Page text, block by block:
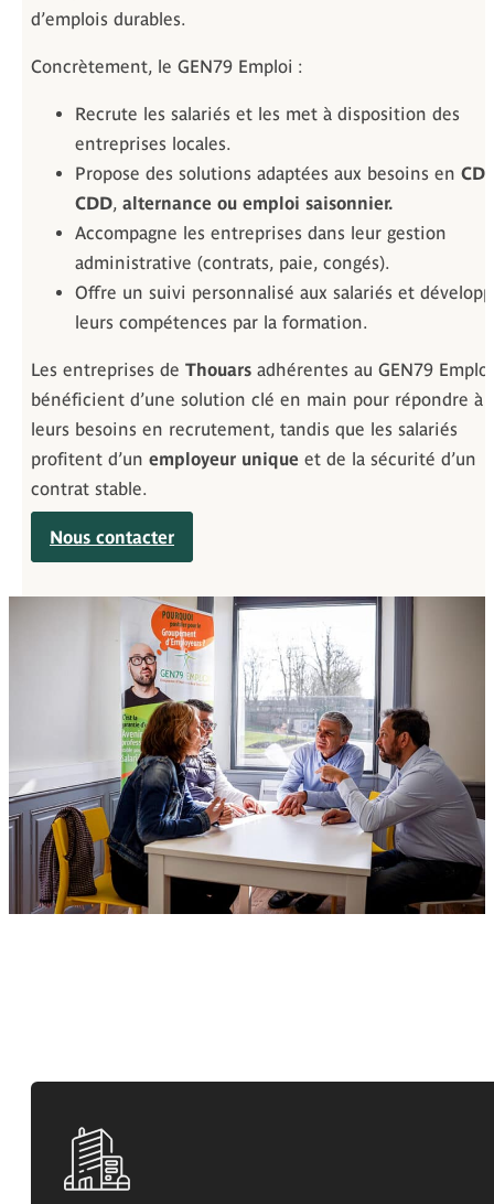
d’emplois durables.
Concrètement, le GEN79 Emploi :
Recrute les salariés et les met à disposition des
entreprises locales.
Propose des solutions adaptées aux besoins en CDI
CDD, alternance ou emploi saisonnier.
Accompagne les entreprises dans leur gestion
administrative (contrats, paie, congés).
Offre un suivi personnalisé aux salariés et
leurs compétences par la formation.
Les entreprises de Thouars adhérentes au GEN79 Emploi
bénéficient d’une solution clé en main pour répondre à
leurs besoins en recrutement, tandis que les salariés
profitent d’un employeur unique et de la sécurité d’un
contrat stable.
Nous contacter